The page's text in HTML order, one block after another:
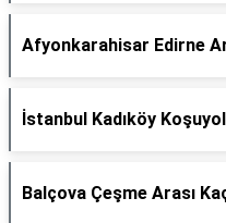
Afyonkarahisar Edirne
İstanbul Kadıköy
Balçova Çeşme Arası